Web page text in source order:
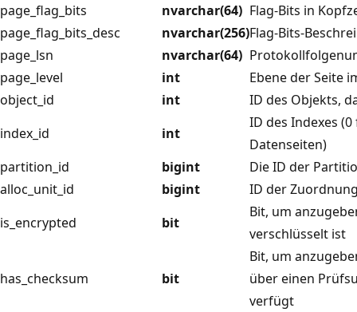
page_flag_bits
nvarchar(64) Flag-Bits in
page_flag_bits_desc
nvarchar(256)Flag-Bits-
page_lsn
nvarchar(64)
page_level
int
Ebene der Seite
object_id
int
ID des Objekts,
index_id
int
ID des Indexes
Datenseiten)
partition_id
bigint
Die ID der
alloc_unit_id
bigint
ID der
is_encrypted
bit
Bit, um
verschlüsselt ist
has_checksum bit
Bit, um
über einen
verfügt